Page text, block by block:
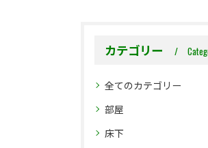
カテゴリー
全てのカテゴリー
部屋
床下